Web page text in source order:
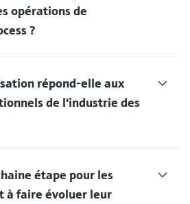
opérations de
?
répond-elle aux
de l'industrie des
étape pour les
à faire évoluer leur